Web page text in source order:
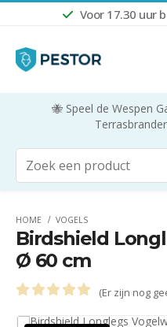
Voor 17.30 uur
🐝 Speel de Wespen
HOME VOGELS
Birdshield
Ø 60 cm
(Er zijn nog